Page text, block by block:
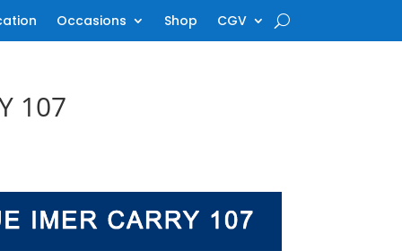
Occasions Shop CGV
107